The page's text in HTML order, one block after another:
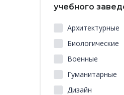
учебного
Архитектурные
Биологические
Военные
Гуманитарные
Дизайн